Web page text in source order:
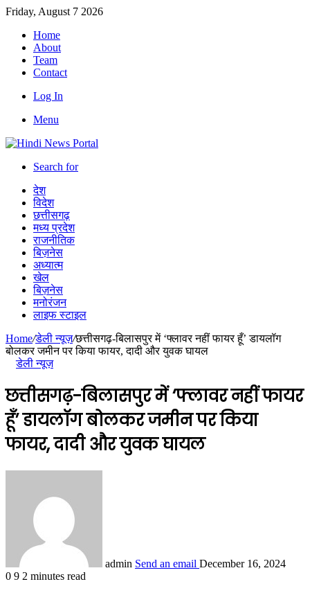
Friday, August 7 2026
Home
About
Team
Contact
Log In
Menu
Search for
देश
विदेश
छत्तीसगढ़
मध्य प्रदेश
राजनीतिक
बिज़नेस
अध्यात्म
खेल
बिज़नेस
मनोरंजन
लाइफ स्टाइल
Home/डेली न्यूज़/छत्तीसगढ़-बिलासपुर में ‘फ्लावर नहीं फायर हूँ’ डायलॉग
बोलकर जमीन पर किया फायर, दादी और युवक घायल
डेली न्यूज़
छत्तीसगढ़-बिलासपुर में ‘फ्लावर नहीं फायर
हूँ’ डायलॉग बोलकर जमीन पर किया
फायर, दादी और युवक घायल
admin Send an email December 16, 2024
0 9 2 minutes read